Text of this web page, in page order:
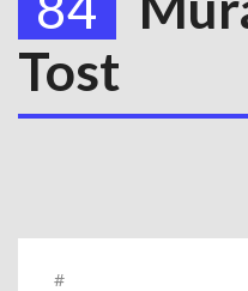
Tost
#